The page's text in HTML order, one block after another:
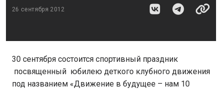
26 сентября 2012
30 сентября состоится спортивный праздник
посвященный юбилею деткого клубного движения
под названием «Движение в будущее – нам 10